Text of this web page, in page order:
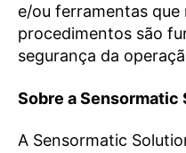
e/ou ferramentas
procedimentos são
segurança da
Sobre a Sensormatic
A Sensormatic